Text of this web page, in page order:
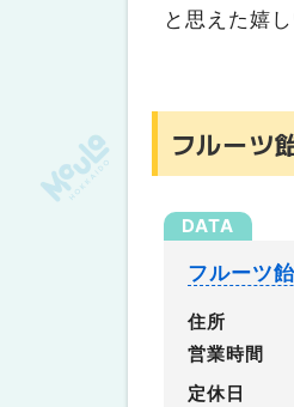
と思えた嬉
フルーツ
フルーツ
住所
営業時間
定休日